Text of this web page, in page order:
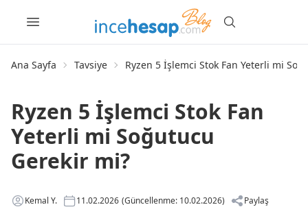
Ana Sayfa Tavsiye Ryzen 5 İşlemci Stok Fan Yeterli mi
Ryzen 5 İşlemci Stok Fan
Yeterli mi Soğutucu
Gerekir mi?
Kemal Y. 11.02.2026 (Güncellenme: 10.02.2026)
Paylaş